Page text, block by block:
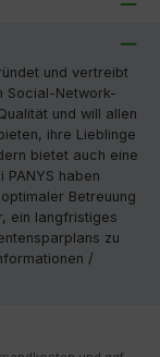
und vertreibt
Social-Network-
und will allen
ihre Lieblinge
bietet auch eine
PANYS haben
Betreuung
ein langfristiges
zu
/